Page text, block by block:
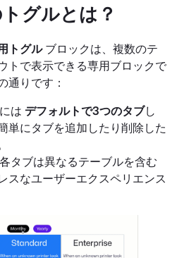
グルとは？
トグルブロックは、複数のテ
トで表示できる専用ブロックで
通りです：
は デフォルトで3つのタブし
単にタブを追加したり削除した
タブは異なるテーブルを含む
スなユーザーエクスペリエンス